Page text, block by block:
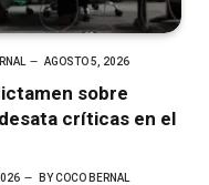
AGOSTO 5, 2026
sobre
críticas en el
BYCOCO BERNAL